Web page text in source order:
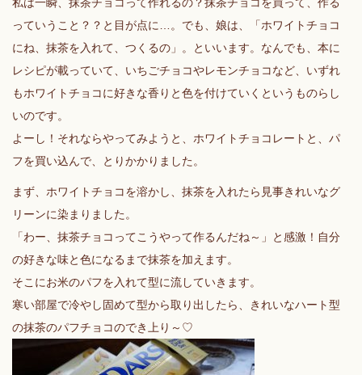
っていうこと？？と目が点に…。でも、娘は、「ホワイトチョコ
にね、抹茶を入れて、つくるの」。といいます。なんでも、本に
レシピが載っていて、いちごチョコやレモンチョコなど、いずれ
もホワイトチョコに好きな香りと色を付けていくというものらし
いのです。
よーし！それならやってみようと、ホワイトチョコレートと、パ
フを買い込んで、とりかかりました。
まず、ホワイトチョコを溶かし、抹茶を入れたら見事きれいなグ
リーンに染まりました。
「わー、抹茶チョコってこうやって作るんだね～」と感激！自分
の好きな味と色になるまで抹茶を加えます。
そこにお米のパフを入れて型に流していきます。
寒い部屋で冷やし固めて型から取り出したら、きれいなハート型
の抹茶のパフチョコのでき上り～♡